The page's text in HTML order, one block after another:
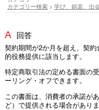
カテゴリー検索 > 学び、娯楽、出
回答
契約期間が2か月を超え、契
的役務提供に該当します。
特定商取引法の定める書面の
ーリング・オフできます。
この書面は、消費者の承諾が
ど）で提供される場合がありま